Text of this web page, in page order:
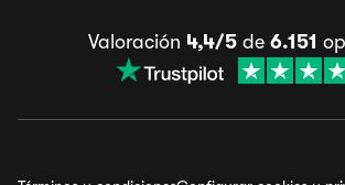
Valoración 4,4/5de 6.151